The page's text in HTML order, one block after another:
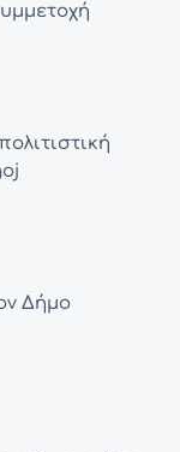
Δήμο